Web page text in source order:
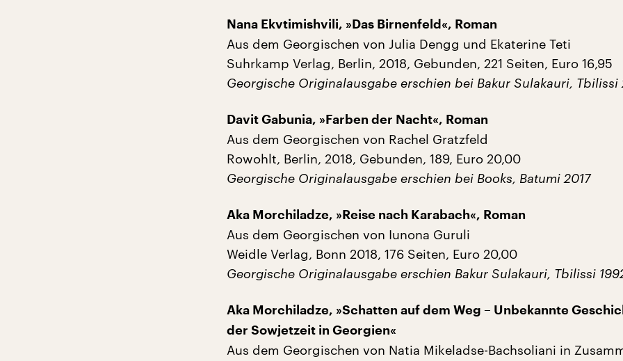
Nana Ekvtimishvili, »Das Birnenfeld«, Roman
Aus dem Georgischen von Julia Dengg und Ekaterine Teti
Suhrkamp Verlag, Berlin, 2018, Gebunden, 221 Seiten, Euro 16,95
Georgische Originalausgabe erschien bei Bakur Sulakauri, Tbilissi
Davit Gabunia, »Farben der Nacht«, Roman
Aus dem Georgischen von Rachel Gratzfeld
Rowohlt, Berlin, 2018, Gebunden, 189, Euro 20,00
Georgische Originalausgabe erschien bei Books, Batumi 2017
Aka Morchiladze, »Reise nach Karabach«, Roman
Aus dem Georgischen von Iunona Guruli
Weidle Verlag, Bonn 2018, 176 Seiten, Euro 20,00
Georgische Originalausgabe erschien Bakur Sulakauri, Tbilissi
Aka Morchiladze, »Schatten auf dem Weg – Unbekannte
der Sowjetzeit in Georgien«
Aus dem Georgischen von Natia Mikeladse-Bachsoliani in